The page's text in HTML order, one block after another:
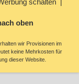
oben
wir Provisionen im
keine Mehrkosten für
dieser Website.